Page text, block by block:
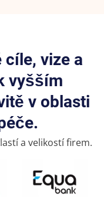
cíle, vize a
vyšším
v oblasti
a velikostí firem.